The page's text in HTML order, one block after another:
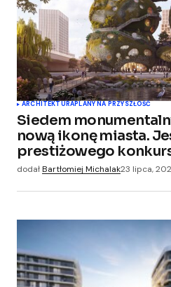
ARCHITEKTURAPLANY NA PRZYSZŁOŚĆ
Siedem
nową ikonę miasta.
prestiżowego
dodałBartłomiej Michalak23 lipca,